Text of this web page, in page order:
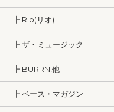
┣ Rio(リオ)
┣ ザ・ミュージック
┣ BURRN!他
┣ ベース・マガジン